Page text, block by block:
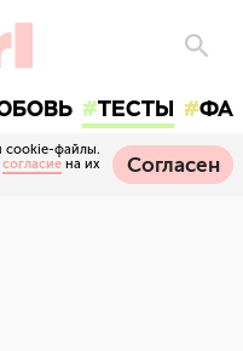
ТЕСТЫ
cookie-файлы.
согласие на их
Согласен